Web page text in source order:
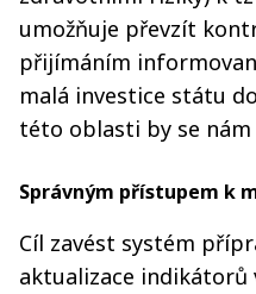
umožňuje převzít
přijímáním
malá investice státu
této oblasti by se
Správným přístupem k
Cíl zavést systém
aktualizace indikátorů